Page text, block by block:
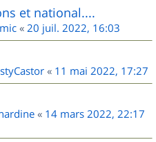
et national....
« 20 juil. 2022, 16:03
« 11 mai 2022, 17:27
« 14 mars 2022, 22:17